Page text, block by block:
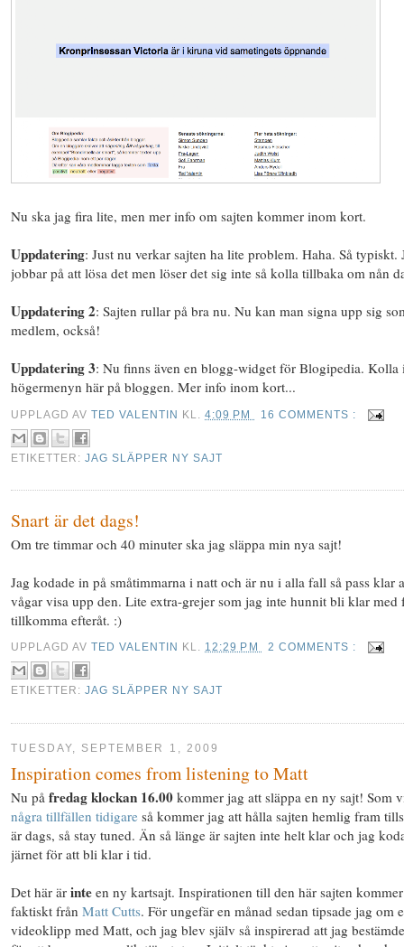
Nu ska jag fira lite, men mer info om sajten kommer inom kort.
Uppdatering: Just nu verkar sajten ha lite problem. Haha. Så typiskt.
jobbar på att lösa det men löser det sig inte så kolla tillbaka om nån
Uppdatering 2: Sajten rullar på bra nu. Nu kan man signa upp sig
medlem, också!
Uppdatering 3: Nu finns även en blogg-widget för Blogipedia. Kolla
högermenyn här på bloggen. Mer info inom kort...
UPPLAGD AVTED VALENTIN KL.4:09 PM 16 COMMENTS :
ETIKETTER:JAG SLÄPPER NY SAJT
Snart är det dags!
Om tre timmar och 40 minuter ska jag släppa min nya sajt!
Jag kodade in på småtimmarna i natt och är nu i alla fall så pass klar
vågar visa upp den. Lite extra-grejer som jag inte hunnit bli klar med
tillkomma efteråt. :)
UPPLAGD AVTED VALENTIN KL. 12:29 PM 2 COMMENTS :
ETIKETTER:JAG SLÄPPER NY SAJT
TUESDAY, SEPTEMBER 1, 2009
Inspiration comes from listening to Matt
Nu på fredag klockan 16.00 kommer jag att släppa en ny sajt! Som
några tillfällen tidigare så kommer jag att hålla sajten hemlig fram
är dags, så stay tuned. Än så länge är sajten inte helt klar och jag
järnet för att bli klar i tid.
Det här är inte en ny kartsajt. Inspirationen till den här sajten kommer
faktiskt från Matt Cutts. För ungefär en månad sedan tipsade jag om
videoklipp med Matt, och jag blev själv så inspirerad att jag